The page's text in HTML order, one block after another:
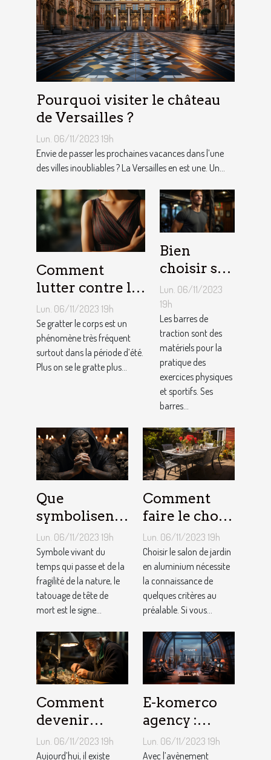
Pourquoi visiter le château
de Versailles ?
Lun. 06/11/2023 19h
Envie de passer les prochaines vacances dans l’une
des villes inoubliables ? La Versailles en est une. Un...
Comment
lutter contre la
démangeaison ?
Lun. 06/11/2023 19h
Se gratter le corps est un
phénomène très fréquent
surtout dans la période d’été.
Plus on se le gratte plus...
Bien
choisir sa
barre de
traction :
nos
conseils !
Lun. 06/11/2023
19h
Les barres de
traction sont des
matériels pour la
pratique des
exercices physiques
et sportifs. Ses
barres...
Que
symbolisent
les Tatouages
Têtes de
Mort ?
Lun. 06/11/2023 19h
Symbole vivant du
temps qui passe et de la
fragilité de la nature, le
tatouage de tête de
mort est le signe...
Comment
faire le choix
d’un salon de
jardin en
aluminium ?
Lun. 06/11/2023 19h
Choisir le salon de jardin
en aluminium nécessite
la connaissance de
quelques critères au
préalable. Si vous...
Comment
devenir
bijoutier-
joaillier ?
Lun. 06/11/2023 19h
Aujourd’hui, il existe
E-komerco
agency :
qu’est-ce que
c’est ?
Lun. 06/11/2023 19h
Avec l’avènement